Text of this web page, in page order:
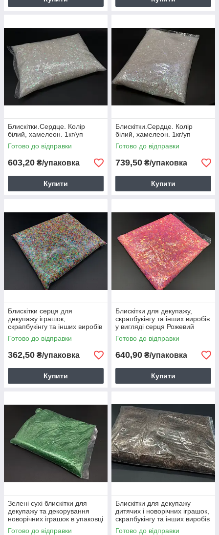
Блискітки.Сердце. Колір
білий, хамелеон. 1кг/уп
Готово до відправки
603,20 ₴/упаковка
Купити
Блискітки.Сердце. Колір
білий, хамелеон. 1кг/уп
Готово до відправки
739,50 ₴/упаковка
Купити
Блискітки серця для
декупажу іграшок,
скрапбукінгу та інших виробів
різнокольорові хамелеон 500
гГотово до відправки
362,50 ₴/упаковка
Купити
Блискітки для декупажу,
скрапбукінгу та інших виробів
у вигляді серця Рожевий
хамелеон 1кг в упаковці
Готово до відправки
640,90 ₴/упаковка
Купити
Зелені сухі блискітки для
декупажу та декорування
новорічних іграшок в упаковці
Готово до відправки
Блискітки для декупажу
дитячих і новорічних іграшок,
скрапбукінгу та інших виробів
у пакеті бронзового кольору
Готово до відправки